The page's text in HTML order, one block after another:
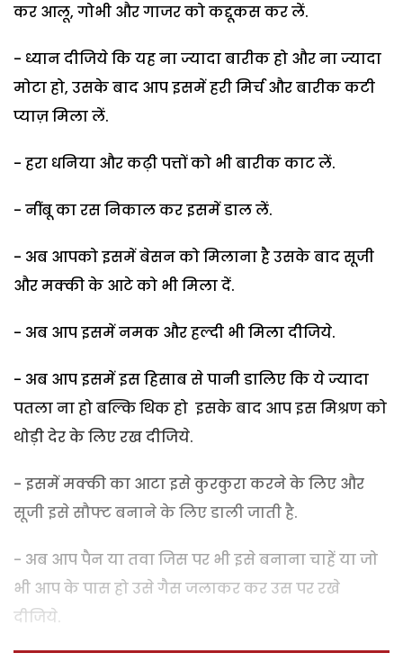
कर आलू, गोभी और गाजर को कद्दूकस कर लें.
- ध्यान दीजिये कि यह ना ज्यादा बारीक हो और ना ज्यादा
मोटा हो, उसके बाद आप इसमें हरी मिर्च और बारीक कटी
प्याज़ मिला लें.
- हरा धनिया और कढ़ी पत्तों को भी बारीक काट लें.
- नींबू का रस निकाल कर इसमें डाल लें.
- अब आपको इसमें बेसन को मिलाना है उसके बाद सूजी
और मक्की के आटे को भी मिला दें.
- अब आप इसमें नमक और हल्दी भी मिला दीजिये.
- अब आप इसमें इस हिसाब से पानी डालिए कि ये ज्यादा
पतला ना हो बल्कि थिक हो इसके बाद आप इस मिश्रण को
थोड़ी देर के लिए रख दीजिये.
- इसमें मक्की का आटा इसे कुरकुरा करने के लिए और
सूजी इसे सौफ्ट बनाने के लिए डाली जाती है.
- अब आप पैन या तवा जिस पर भी इसे बनाना चाहें या जो
भी आप के पास हो उसे गैस जलाकर कर उस पर रखे
दीजिये.